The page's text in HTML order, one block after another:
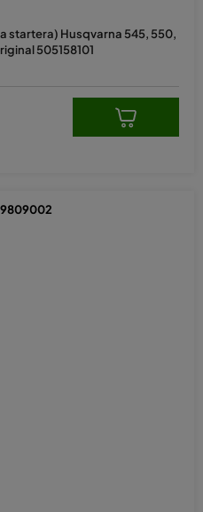
startera) Husqvarna 545, 550,
505158101